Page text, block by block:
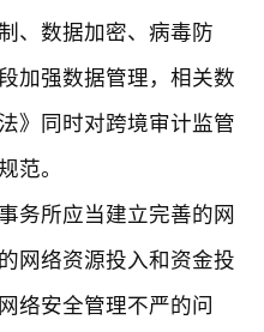
、数据加密、病毒防
加强数据管理，相关数
》同时对跨境审计监管
范。
所应当建立完善的网
网络资源投入和资金投
络安全管理不严的问